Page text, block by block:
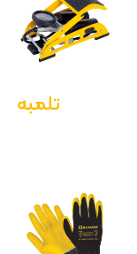
تلمبه